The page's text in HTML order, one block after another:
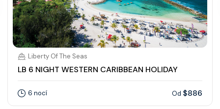
Liberty Of The Seas
LB 6 NIGHT WESTERN CARIBBEAN HOLIDAY
6 nocí Od $886